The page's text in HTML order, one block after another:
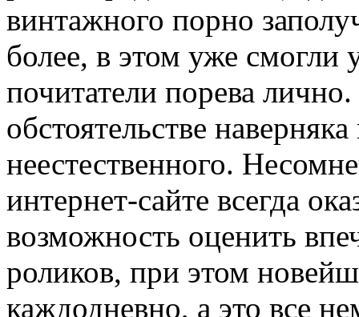
винтажного порно
более, в этом уже смогли
почитатели порева
обстоятельстве
неестественного.
интернет-сайте всегда
возможность оценить
роликов, при этом
каждодневно, а это все